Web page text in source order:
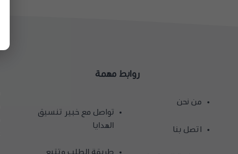
روابط مهمة
من نحن
اتصل بنا
تواصل مع خبير تنسيق
الهدايا
طريقة الطلب وتتبع